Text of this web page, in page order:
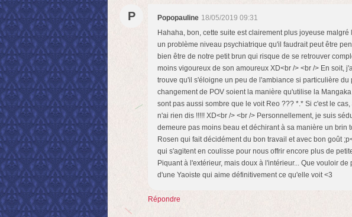
P Popopauline 18/05/2019 09:31
Hahaha, bon, cette suite est clairement plus joyeuse
un problème niveau psychiatrique qu'il faudrait peut être
bien être de notre petit brun qui risque de se retrouver
moins vigoureux de son amoureux XD<br /> <br /> En soit,
trouve qu'il s'éloigne un peu de l'ambiance si particulière du
changement de POV soient la manière qu'utilise la
sont pas aussi sombre que le voit Reo ??? *.* Si c'est le
n'ai rien dis !!!!! XD<br /> <br /> Personnellement, je suis
demeure pas moins beau et déchirant à sa manière un brin
Rosen qui fait décidément du bon travail et avec bon goût
qui s'agitent en coulisse pour nous offrir encore plus de
Piquant à l'extérieur, mais doux à l'intérieur... Que vouloir
d'une Yaoiste qui aime définitivement ce qu'elle voit <3
Répondre